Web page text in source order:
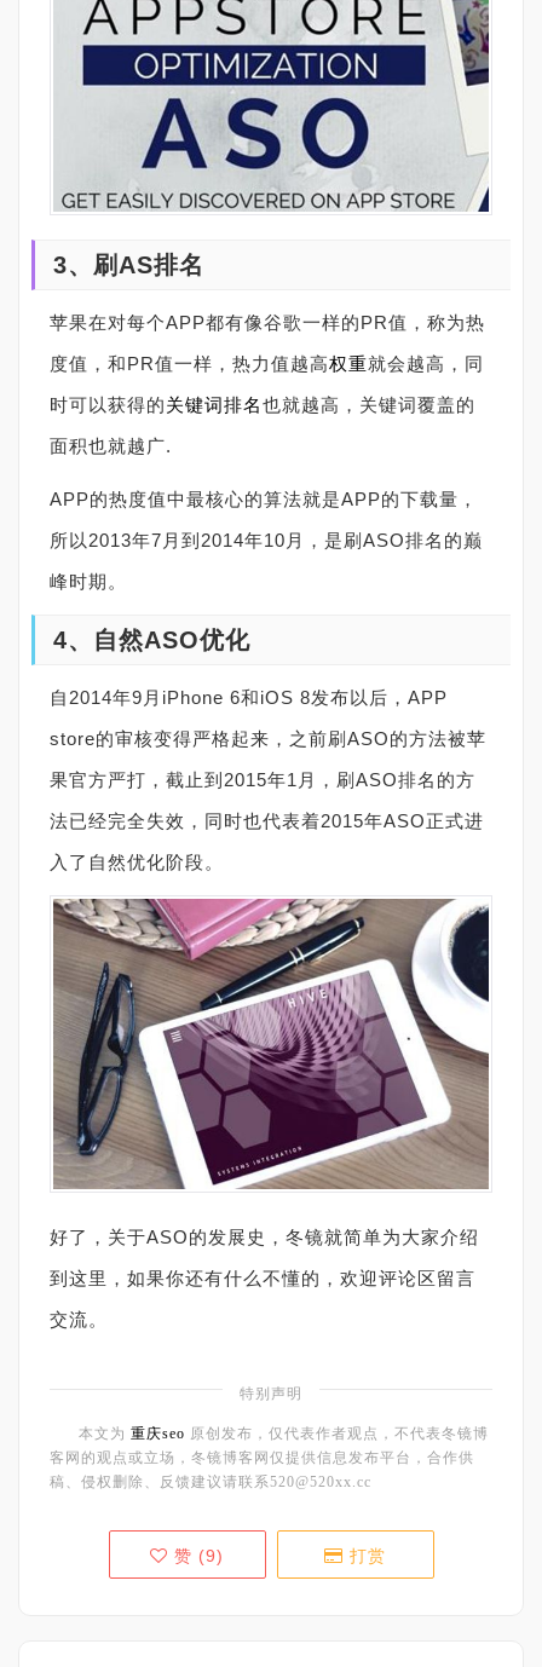
3、刷AS排名
苹果在对每个APP都有像谷歌一样的PR值，称为热
度值，和PR值一样，热力值越高权重就会越高，同
时可以获得的关键词排名也就越高，关键词覆盖的
面积也就越广.
APP的热度值中最核心的算法就是APP的下载量，
所以2013年7月到2014年10月，是刷ASO排名的巅
峰时期。
4、自然ASO优化
自2014年9月iPhone 6和iOS 8发布以后，APP
store的审核变得严格起来，之前刷ASO的方法被苹
果官方严打，截止到2015年1月，刷ASO排名的方
法已经完全失效，同时也代表着2015年ASO正式进
入了自然优化阶段。
好了，关于ASO的发展史，冬镜就简单为大家介绍
到这里，如果你还有什么不懂的，欢迎评论区留言
交流。
特别声明
本文为 重庆seo 原创发布，仅代表作者观点，不代表冬镜博
客网的观点或立场，冬镜博客网仅提供信息发布平台，合作供
稿、侵权删除、反馈建议请联系520@520xx.cc
赞 (9) 打赏